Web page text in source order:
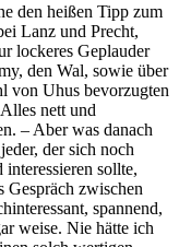
den heißen Tipp zum
Lanz und Precht,
lockeres Geplauder
den Wal, sowie über
von Uhus bevorzugten
nett und
– Aber was danach
der sich noch
sollte,
Gespräch zwischen
spannend,
weise. Nie hätte ich